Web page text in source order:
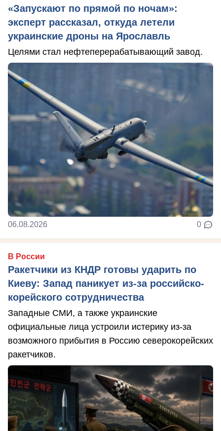
«Запускают по прямой по ночам»:
эксперт рассказал, откуда летели
украинские дроны на Ярославль
Целями стал нефтеперерабатывающий завод.
06.08.2026 0
В России
Ракетчики из КНДР готовы ударить по
Киеву: Запад паникует из-за российско-
корейского сотрудничества
Западные СМИ, а также украинские
официальные лица устроили истерику из-за
возможного прибытия в Россию северокорейских
ракетчиков.